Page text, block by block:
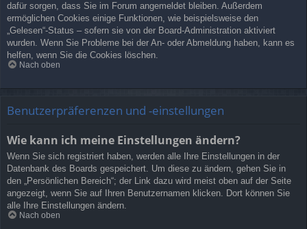
dafür sorgen, dass Sie im Forum angemeldet bleiben. Außerdem
ermöglichen Cookies einige Funktionen, wie beispielsweise den
„Gelesen“-Status – sofern sie von der Board-Administration aktiviert
wurden. Wenn Sie Probleme bei der An- oder Abmeldung haben, kann es
helfen, wenn Sie die Cookies löschen.
Nach oben
Benutzerpräferenzen und -einstellungen
Wie kann ich meine Einstellungen ändern?
Wenn Sie sich registriert haben, werden alle Ihre Einstellungen in der
Datenbank des Boards gespeichert. Um diese zu ändern, gehen Sie in
den „Persönlichen Bereich“; der Link dazu wird meist oben auf der Seite
angezeigt, wenn Sie auf Ihren Benutzernamen klicken. Dort können Sie
alle Ihre Einstellungen ändern.
Nach oben